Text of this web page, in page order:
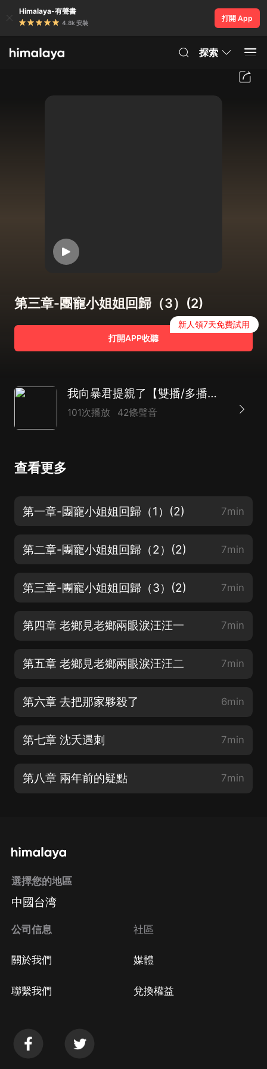
Himalaya-有聲書
4.8k 安裝
打開 App
探索
第三章-團寵小姐姐回歸（3）(2)
打開APP收聽
新人領7天免費試用
我向暴君提親了【雙播/多播】兩個重生人士的演技生涯
101次播放 42條聲音
查看更多
第一章-團寵小姐姐回歸（1）(2) 7min
第二章-團寵小姐姐回歸（2）(2) 7min
第三章-團寵小姐姐回歸（3）(2) 7min
第四章 老鄉見老鄉兩眼淚汪汪一 7min
第五章 老鄉見老鄉兩眼淚汪汪二 7min
第六章 去把那家夥殺了 6min
第七章 沈夭遇刺 7min
第八章 兩年前的疑點 7min
選擇您的地區
中國台湾
公司信息
關於我們
聯繫我們
社區
媒體
兌換權益